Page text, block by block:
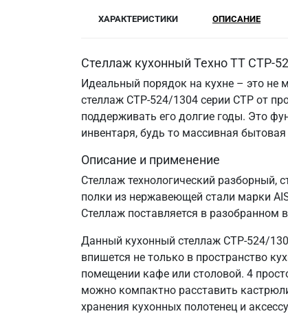
ХАРАКТЕРИСТИКИ ОПИСАНИЕ
Стеллаж кухонный Техно ТТ СТР-
Идеальный порядок на кухне – это не
стеллаж СТР-524/1304 серии СТР от
поддерживать его долгие годы. Это
инвентаря, будь то массивная
Описание и применение
Стеллаж технологический
полки из нержавеющей стали марки
Стеллаж поставляется в разобранном
Данный кухонный стеллаж СТР-524/
впишется не только в пространство
помещении кафе или столовой. 4
можно компактно расставить
хранения кухонных полотенец и